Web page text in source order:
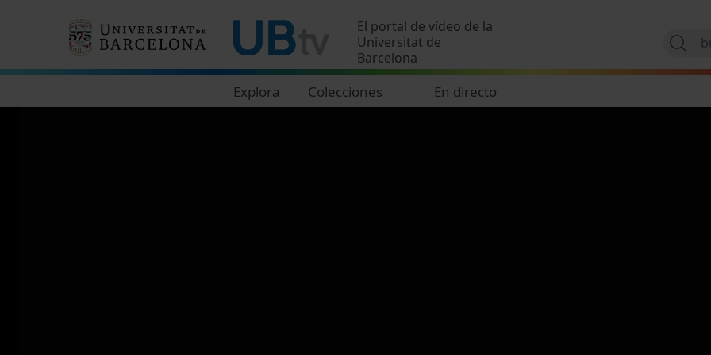
El portal de vídeo de la
Universitat de
Barcelona
Explora Colecciones En directo